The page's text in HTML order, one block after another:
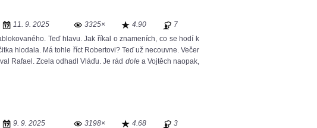
11. 9. 2025 3325× 4.90
7
Teď hlavu. Jak říkal o znameních, co se hodí k
hlodala. Má tohle říct Robertovi? Teď už necouvne. Večer
Rafael. Zcela odhadl Vláďu. Je rád dolea Vojtěch naopak,
9. 9. 2025 3198× 4.68
3